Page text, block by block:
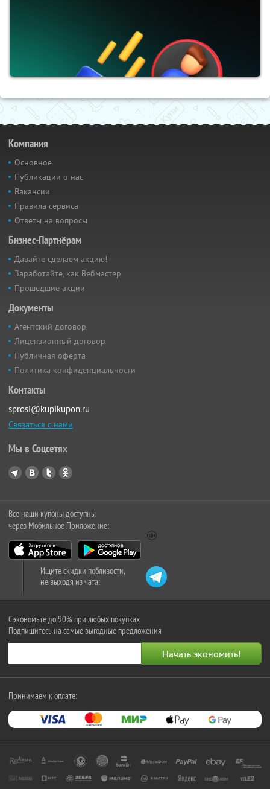
Компания
Основное
Публикации о нас
Вакансии
Правила сервиса
Ответы на вопросы
Бизнес-Партнёрам
Давайте сделаем акцию!
Заработайте, как Вебмастер
Прошедшие акции
Документы
Агентский договор
Лицензионный договор
Публичная оферта
Политика конфиденциальности
Контакты
sprosi@kupikupon.ru
Связаться с нами
Мы в Соцсетях
Все наши купоны доступны
через Мобильное Приложение:
Ищите скидки поблизости,
не выходя из чата:
Сэкономьте до 90% при любых покупках
Подпишитесь на самые выгодные предложения
Принимаем к оплате: